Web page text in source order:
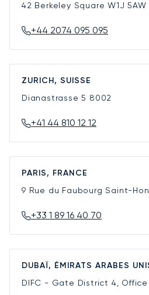
42 Berkeley SquareW1J 5AW
+44 2074 095 095
ZURICH, SUISSE
Dianastrasse 5 8002
+41 44 810 12 12
PARIS, FRANCE
9 Rue du Faubourg Saint-
+33 1 89 16 40 70
DUBAÏ, ÉMIRATS ARABES
DIFC - Gate District 4, Office